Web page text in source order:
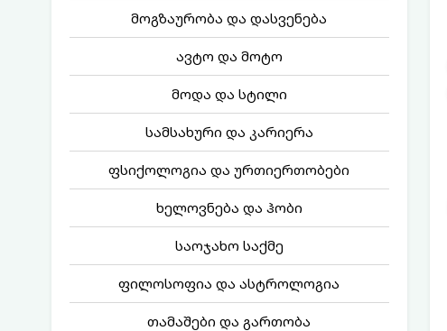
მოგზაურობა და დასვენება
ავტო და მოტო
მოდა და სტილი
სამსახური და კარიერა
ფსიქოლოგია და ურთიერთობები
ხელოვნება და ჰობი
საოჯახო საქმე
ფილოსოფია და ასტროლოგია
თამაშები და გართობა